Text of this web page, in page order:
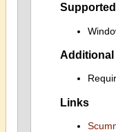
Additional
Links